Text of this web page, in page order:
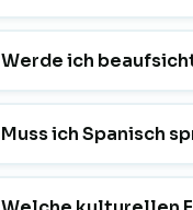
Werde ich
Muss ich Spanisch